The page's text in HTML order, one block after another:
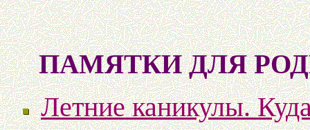
ПАМЯТКИ ДЛЯ
Летние каникулы.